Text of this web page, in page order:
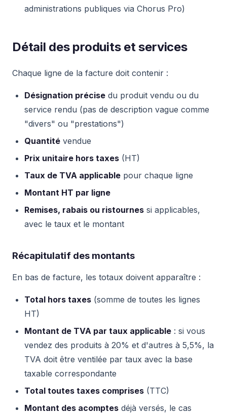
administrations publiques via Chorus Pro)
Détail des produits et services
Chaque ligne de la facture doit contenir :
Désignation précise du produit vendu ou du
service rendu (pas de description vague comme
"divers" ou "prestations")
Quantité vendue
Prix unitaire hors taxes (HT)
Taux de TVA applicable pour chaque ligne
Montant HT par ligne
Remises, rabais ou ristournes si applicables,
avec le taux et le montant
Récapitulatif des montants
En bas de facture, les totaux doivent apparaître :
Total hors taxes (somme de toutes les lignes
HT)
Montant de TVA par taux applicable : si vous
vendez des produits à 20% et d'autres à 5,5%, la
TVA doit être ventilée par taux avec la base
taxable correspondante
Total toutes taxes comprises (TTC)
Montant des acomptes déjà versés, le cas